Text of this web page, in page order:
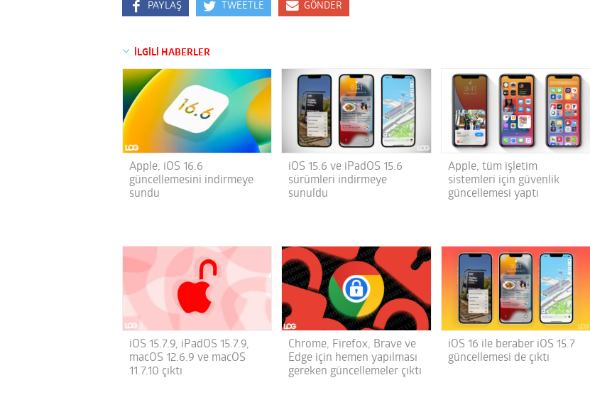
PAYLAŞ TWEETLE GÖNDER
İLGİLİ HABERLER
Apple, iOS 16.6
güncellemesini indirmeye
sundu
iOS 15.6 ve iPadOS 15.6
sürümleri indirmeye
sunuldu
Apple, tüm işletim
sistemleri için güvenlik
güncellemesi yaptı
iOS 15.7.9, iPadOS 15.7.9,
macOS 12.6.9 ve macOS
11.7.10 çıktı
Chrome, Firefox, Brave ve
Edge için hemen yapılması
gereken güncellemeler çıktı
iOS 16 ile beraber iOS 15.7
güncellemesi de çıktı